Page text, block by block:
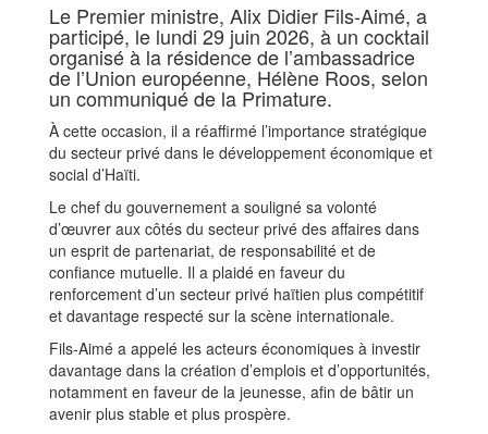
Le Premier ministre, Alix Didier Fils-Aimé, a
participé, le lundi 29 juin 2026, à un cocktail
organisé à la résidence de l’ambassadrice
de l’Union européenne, Hélène Roos, selon
un communiqué de la Primature.
À cette occasion, il a réaffirmé l’importance stratégique
du secteur privé dans le développement économique et
social d’Haïti.
Le chef du gouvernement a souligné sa volonté
d’œuvrer aux côtés du secteur privé des affaires dans
un esprit de partenariat, de responsabilité et de
confiance mutuelle. Il a plaidé en faveur du
renforcement d’un secteur privé haïtien plus compétitif
et davantage respecté sur la scène internationale.
Fils-Aimé a appelé les acteurs économiques à investir
davantage dans la création d’emplois et d’opportunités,
notamment en faveur de la jeunesse, afin de bâtir un
avenir plus stable et plus prospère.